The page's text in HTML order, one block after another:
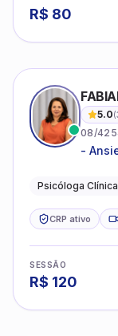
R$ 80
5.0(
08/
-
Psicóloga Clínica
CRP ativo
SESSÃO
R$ 120